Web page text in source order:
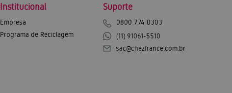
Institucional
Empresa
Programa de Reciclagem
Suporte
0800 774 0303
(11) 91061-5510
sac@chezfrance.com.br